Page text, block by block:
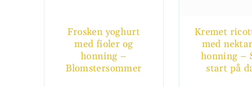
Frosken yoghurt
med fioler og
honning –
Blomstersommer
Kremet
med
honning –
start på